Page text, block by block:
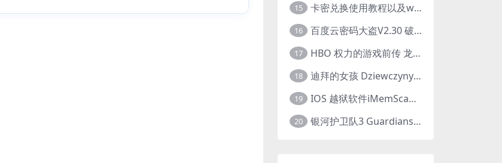
15 卡密兑换使用教程以及windows使用教程
16 百度云密码大盗V2.30 破解分享链接提取码
17 HBO 权力的游戏前传 龙之家族 House of the Dragon (2022) 中字 1080P 更新4集
18 迪拜的女孩 Dziewczyny z Dubaju (2021) 1080P 中字
19 IOS 越狱软件iMemScan version1.2.6 游戏内存修改器
20 银河护卫队3 Guardians of the Galaxy Vol. 3 (2023)4K高清资源1080p只分享精品